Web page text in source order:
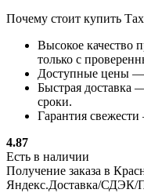
Почему стоит купить
Высокое качество
только с
Доступные цены —
Быстрая доставка
сроки.
Гарантия
4.87
Есть в наличии
Получение заказа в
Яндекс.Доставка/